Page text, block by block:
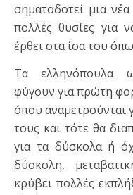
σηματοδοτεί μια
πολλές θυσίες για
έρθει στα ίσα του
Τα ελληνόπουλα
φύγουν για πρώτη
όπου αναμετρούνται
τους και τότε θα
για τα δύσκολα ή
δύσκολη,
κρύβει πολλές